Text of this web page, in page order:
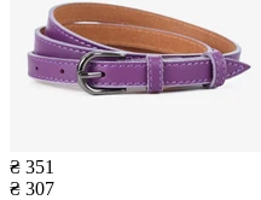
₴ 351
₴ 307